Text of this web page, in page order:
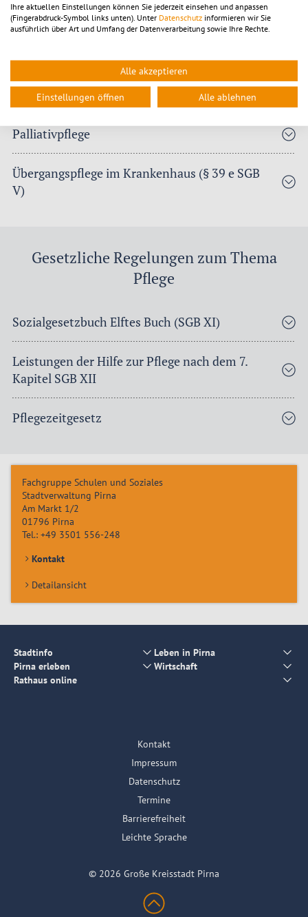
b) Kurzzeitpflege
Vollstationäre Pflege
Palliativpflege
Übergangspflege im Krankenhaus (§ 39 e SGB
V)
Gesetzliche Regelungen zum Thema
Pflege
Sozialgesetzbuch Elftes Buch (SGB XI)
Leistungen der Hilfe zur Pflege nach dem 7.
Kapitel SGB XII
Pflegezeitgesetz
Fachgruppe Schulen und Soziales
Stadtverwaltung Pirna
Am Markt 1/2
01796 Pirna
Tel.: +49 3501 556-248
Kontakt
Detailansicht
Stadtinfo
Leben in Pirna
Pirna erleben
Wirtschaft
Rathaus online
Kontakt
Impressum
Datenschutz
Termine
Barrierefreiheit
Leichte Sprache
© 2026 Große Kreisstadt Pirna
Ihre aktuellen Einstellungen können Sie jederzeit einsehen und anpassen
(Fingerabdruck-Symbol links unten). Unter Datenschutz informieren wir Sie
ausführlich über Art und Umfang der Datenverarbeitung sowie Ihre Rechte.
Alle akzeptieren
Einstellungen öffnen Alle ablehnen